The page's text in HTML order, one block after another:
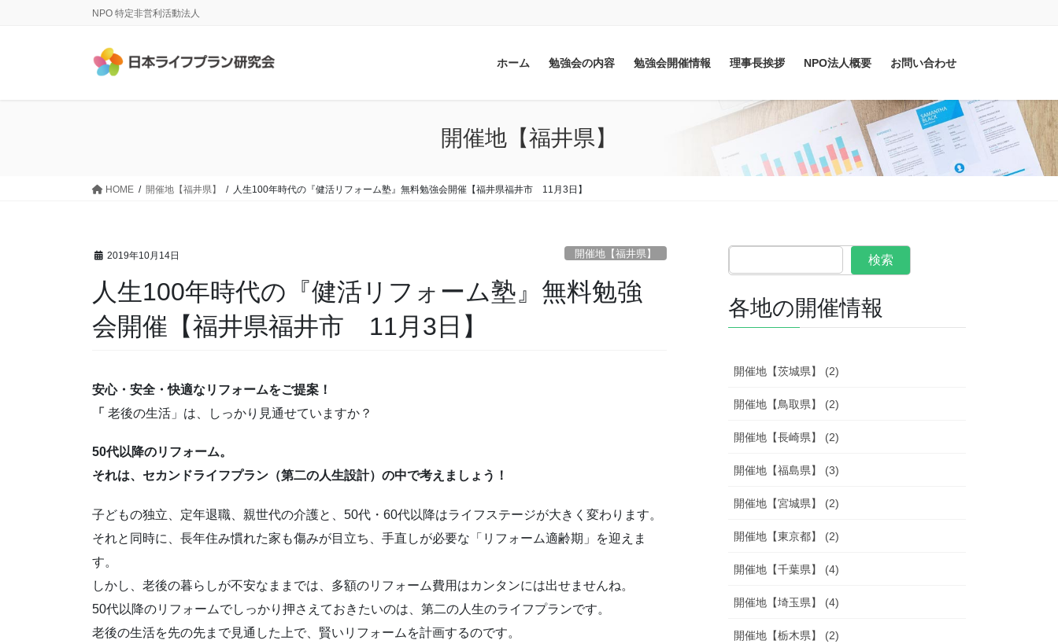
NPO 特定非営利活動法人
ホーム 勉強会の内容 勉強会開催情報 理事長挨拶 NPO法人概要 お問い合わせ
開催地【福井県】
HOME 開催地【福井県】 人生100年時代の『健活リフォーム塾』無料勉強会開催【福井県福井市 11月3日】
2019年10月14日 開催地【福井県】
人生100年時代の『健活リフォーム塾』無料勉強
会開催【福井県福井市 11月3日】
安心・安全・快適なリフォームをご提案！
「 老後の生活」は、しっかり見通せていますか？
50代以降のリフォーム。
それは、セカンドライフプラン（第二の人生設計）の中で考えましょう！
子どもの独立、定年退職、親世代の介護と、50代・60代以降はライフステージが大きく変わります。
それと同時に、長年住み慣れた家も傷みが目立ち、手直しが必要な「リフォーム適齢期」を迎えま
す。
しかし、老後の暮らしが不安なままでは、多額のリフォーム費用はカンタンには出せませんね。
50代以降のリフォームでしっかり押さえておきたいのは、第二の人生のライフプランです。
老後の生活を先の先まで見通した上で、賢いリフォームを計画するのです。
検索
各地の開催情報
開催地【茨城県】 (2)
開催地【鳥取県】 (2)
開催地【長崎県】 (2)
開催地【福島県】 (3)
開催地【宮城県】 (2)
開催地【東京都】 (2)
開催地【千葉県】 (4)
開催地【埼玉県】 (4)
開催地【栃木県】 (2)